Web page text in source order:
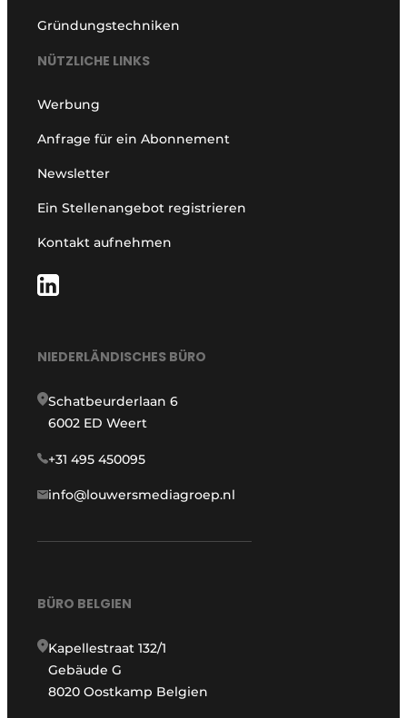
Gründungstechniken
NÜTZLICHE LINKS
Werbung
Anfrage für ein Abonnement
Newsletter
Ein Stellenangebot registrieren
Kontakt aufnehmen
NIEDERLÄNDISCHES BÜRO
Schatbeurderlaan 6
6002 ED Weert
+31 495 450095
info@louwersmediagroep.nl
BÜRO BELGIEN
Kapellestraat 132/1
Gebäude G
8020 Oostkamp Belgien